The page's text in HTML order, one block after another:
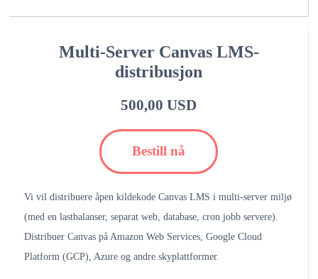
Multi-Server Canvas LMS-
distribusjon
500,00 USD
Bestill nå
Vi vil distribuere åpen kildekode Canvas LMS i multi-server miljø
(med en lastbalanser, separat web, database, cron jobb servere).
Distribuer Canvas på Amazon Web Services, Google Cloud
Platform (GCP), Azure og andre skyplattformer.